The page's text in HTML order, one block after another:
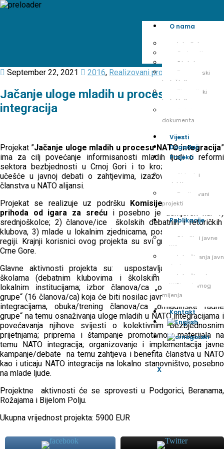
O nama
Istorijat
Cedem tim
Statut
Programski
izvještaji
Finansijski
izvještaji
Ostala
dokumenta
Vijesti
Događaji
Projekti
Aktuelni
projekti
Realizovani
projekti
Publikacije
Studije i javne
politike
Istraživanja
mnjenja
Istraživanje
političkog javnog
mijenja
Kontakt
X
September 22, 2021 2016, Realizovani projekti
Jačanje uloge mladih u procesu NATO
integracija
Projekat ”Jačanje uloge mladih u procesu NATO integracija”
ima za cilj povećanje informisanosti mladih ljudi o reformi
sektora bezbjednosti u Crnoj Gori i to kroz njihovo aktivno
učešće u javnoj debati o zahtjevima, izazovima i benefitima
članstva u NATO alijansi.
Projekat se realizuje uz podršku Komisije za raspodijelu
prihoda od igara za sreću i posebno je usmjeren na: 1)
srednjoškolce; 2) članove/ice školskih debatnih i retoričkih
klubova, 3) mlade u lokalnim zjednicama, posebno u sjevernoj
regiji. Krajnji korisnici ovog projekta su svi građani i građanke
Crne Gore.
Glavne aktivnosti projekta su: uspostavljanje saradnje sa
školama (debatnim klubovima i školskim parlamentima) i
lokalnim institucijama; izbor članova/ca „omladinske radne
grupe“ (16 članova/ca) koja će biti nosilac javne debate o NATO
integracijama, obuka/trening članova/ca „omladinske radne
grupe“ na temu osnaživanja uloge mladih u NATO integracijama i
povećavanja njihove svijesti o kolektivnim bezbjednosnim
prijetnjama; priprema i štampanje promotivnog materijala na
temu NATO integracija; organizovanje i implementacija javne
kampanje/debate na temu zahtjeva i benefita članstva u NATO
kao i uticaju NATO integracija na lokalno stanovništvo, posebno
na mlade ljude.
Projektne aktivnosti će se sprovesti u Podgorici, Beranama,
Rožajama i Bijelom Polju.
Ukupna vrijednost projekta: 5900 EUR